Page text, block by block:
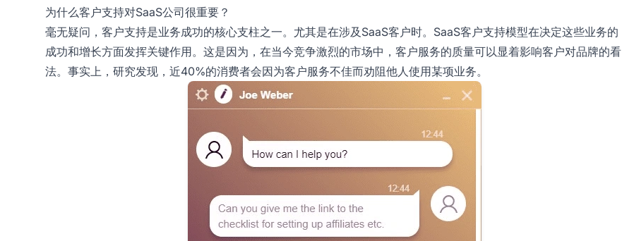
为什么客户支持对SaaS公司很重要？
毫无疑问，客户支持是业务成功的核心支柱之一。尤其是在涉及SaaS客户时。SaaS客户支持模型在决定这些业务的
成功和增长方面发挥关键作用。这是因为，在当今竞争激烈的市场中，客户服务的质量可以显着影响客户对品牌的看
法。事实上，研究发现，近40%的消费者会因为客户服务不佳而劝阻他人使用某项业务。